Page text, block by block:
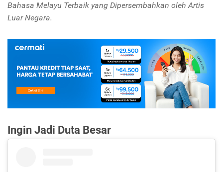
Bahasa Melayu Terbaik yang Dipersembahkan oleh Artis
Luar Negara.
Ingin Jadi Duta Besar